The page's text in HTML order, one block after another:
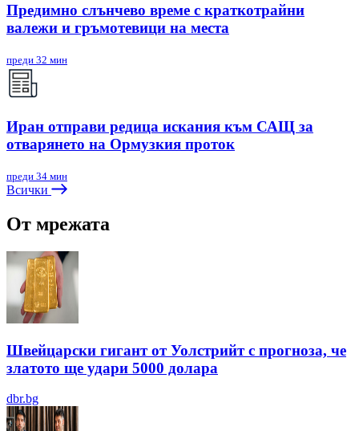
Предимно слънчево време с краткотрайни
валежи и гръмотевици на места
преди 32 мин
Иран отправи редица искания към САЩ за
отварянето на Ормузкия проток
преди 34 мин
Всички
От мрежата
Швейцарски гигант от Уолстрийт с прогноза, че
златото ще удари 5000 долара
dbr.bg